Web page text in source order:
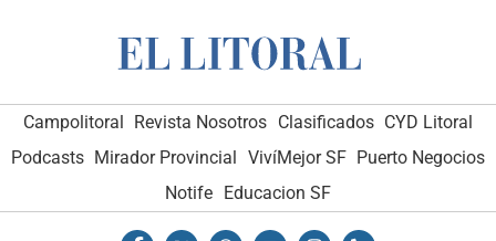
Campolitoral Revista Nosotros Clasificados CYD Litoral
Podcasts Mirador Provincial VivíMejor SF Puerto Negocios
Notife
Educacion SF